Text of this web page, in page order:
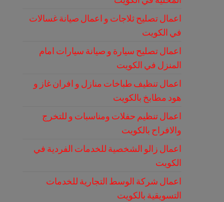
اعمال تصليح ثلاجات و اعمال صيانة غسالات
في الكويت
اعمال تصليح سيارة و صيانة سيارات امام
المنزل في الكويت
اعمال تنظيف طباخات منازل و افران غاز و
هود مطابخ بالكويت
اعمال تنظيم حفلات ومناسبات و للتخرج
والافراح بالكويت
اعمال زالو الشخصية للخدمات الفردية في
الكويت
اعمال شركة الوسط التجارية للخدمات
التسويقية بالكويت